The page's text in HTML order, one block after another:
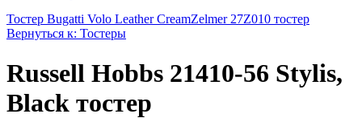
Тостер Bugatti Volo Leather CreamZelmer 27Z010 тостер
Вернуться к: Тостеры
Russell Hobbs 21410-56 Stylis,
Black тостер